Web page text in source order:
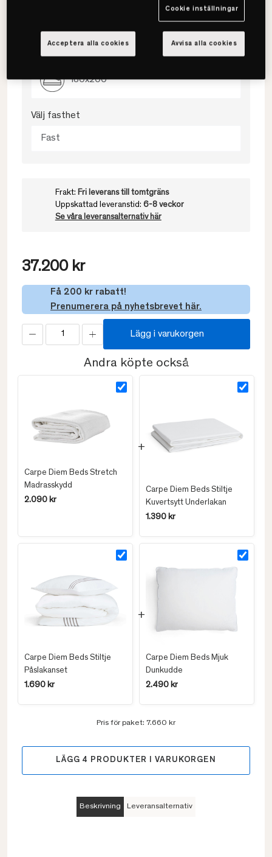
180x200
Välj fasthet
Fast
Frakt: Fri leverans till tomtgräns
Uppskattad leveranstid: 6-8 veckor
Se våra leveransalternativ här
37.200 kr
Få 200 kr rabatt!
Prenumerera på nyhetsbrevet här.
Lägg i varukorgen
Andra köpte också
Carpe Diem Beds Stretch
Madrasskydd
2.090 kr
Carpe Diem Beds Stiltje
Kuvertsytt Underlakan
1.390 kr
Carpe Diem Beds Stiltje
Påslakanset
1.690 kr
Carpe Diem Beds Mjuk
Dunkudde
2.490 kr
Pris för paket: 7.660 kr
LÄGG 4 PRODUKTER I VARUKORGEN
Beskrivning Leveransalternativ
Cookie inställningar
Avvisa alla cookies
Acceptera alla cookies